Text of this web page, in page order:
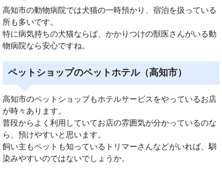
高知市の動物病院では犬猫の一時預かり、宿泊を扱っている
所も多いです。
特に病気持ちの犬猫ならば、かかりつけの獣医さんがいる動
物病院なら安心ですね。
ペットショップのペットホテル（高知市）
高知市のペットショップもホテルサービスをやっているお店
が時々あります。
普段からよく利用していてお店の雰囲気が分かっているのな
ら、預けやすいと思います。
飼い主もペットも知っているトリマーさんなどがいれば、馴
染みやすいのではないでしょうか。